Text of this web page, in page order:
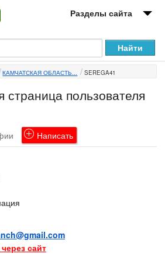
Разделы сайта
КАМЧАТСКАЯ ОБЛАСТЬ... SEREGA41
страница пользователя
Написать
сайт